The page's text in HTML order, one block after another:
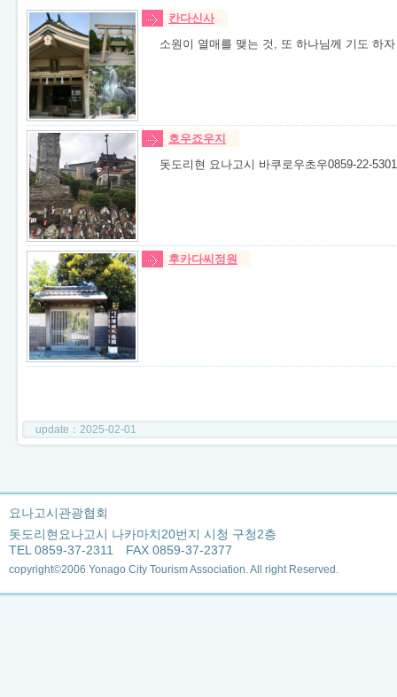
칸다신사
소원이 열매를 맺는 것, 또 하나님께 기도 하자
호우죠우지
돗도리현 요나고시 바쿠로우초우0859-22-5301
후카다씨정원
update：2025-02-01
요나고시관광협회
돗도리현요나고시 나카마치20번지 시청 구청2층
TEL 0859-37-2311 FAX 0859-37-2377
copyright©2006 Yonago City Tourism Association. All right Reserved.